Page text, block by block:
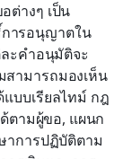
ต่างๆ เป็น
การอนุญาตใน
ะคำอนุมัติจะ
สามารถมองเห็น
บบเรียลไทม์ กฎ
ตามผู้ขอ, แผนก
การปฏิบัติตาม